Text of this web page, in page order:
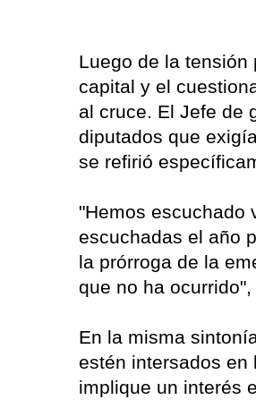
Luego de la
capital y el
al cruce. El Jefe de
diputados que
se refirió
"Hemos escuchado
escuchadas el año
la prórroga de la
que no ha
En la misma
estén intersados en
implique un interés